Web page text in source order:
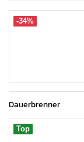
-34%
Dauerbrenner
Top